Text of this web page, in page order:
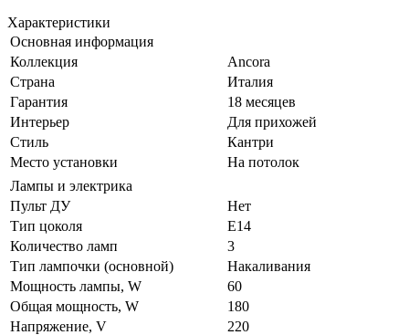
Характеристики
Основная информация
Коллекция
Ancora
Страна
Италия
Гарантия
18 месяцев
Интерьер
Для прихожей
Стиль
Кантри
Место установки
На потолок
Лампы и электрика
Пульт ДУ
Нет
Тип цоколя
E14
Количество ламп
3
Тип лампочки (основной)
Накаливания
Мощность лампы, W
60
Общая мощность, W
180
Напряжение, V
220